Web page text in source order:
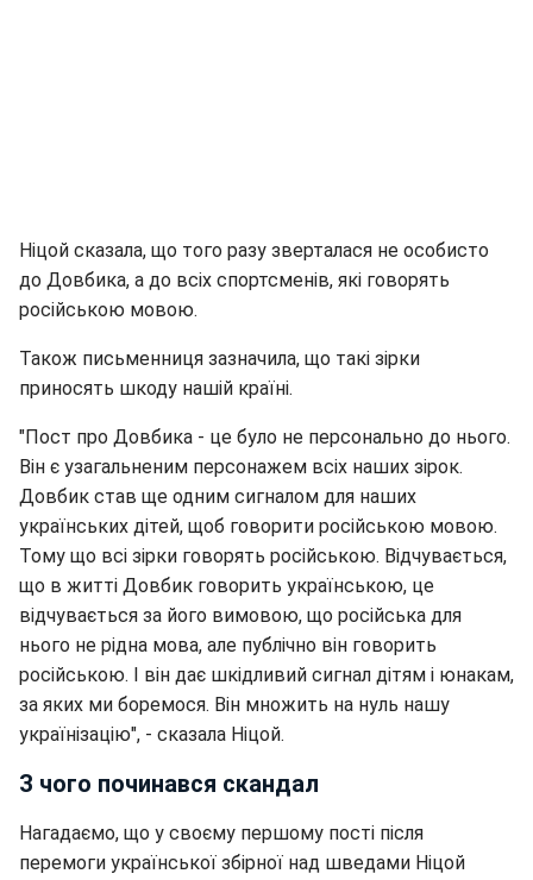
Ніцой сказала, що того разу зверталася не особисто
до Довбика, а до всіх спортсменів, які говорять
російською мовою.
Також письменниця зазначила, що такі зірки
приносять шкоду нашій країні.
"Пост про Довбика - це було не персонально до нього.
Він є узагальненим персонажем всіх наших зірок.
Довбик став ще одним сигналом для наших
українських дітей, щоб говорити російською мовою.
Тому що всі зірки говорять російською. Відчувається,
що в житті Довбик говорить українською, це
відчувається за його вимовою, що російська для
нього не рідна мова, але публічно він говорить
російською. І він дає шкідливий сигнал дітям і юнакам,
за яких ми боремося. Він множить на нуль нашу
українізацію", - сказала Ніцой.
З чого починався скандал
Нагадаємо, що у своєму першому пості після
перемоги української збірної над шведами Ніцой